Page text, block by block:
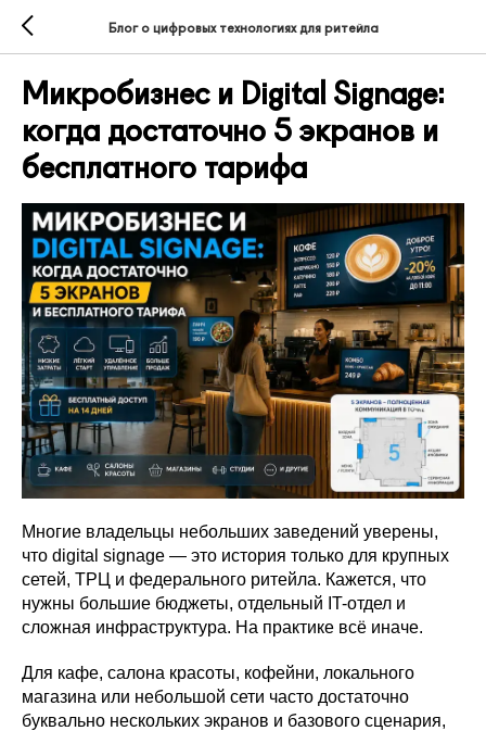
Блог о цифровых технологиях для ритейла
Микробизнес и Digital Signage:
когда достаточно 5 экранов и
бесплатного тарифа
Многие владельцы небольших заведений уверены,
что digital signage — это история только для крупных
сетей, ТРЦ и федерального ритейла. Кажется, что
нужны большие бюджеты, отдельный IT-отдел и
сложная инфраструктура. На практике всё иначе.
Для кафе, салона красоты, кофейни, локального
магазина или небольшой сети часто достаточно
буквально нескольких экранов и базового сценария,